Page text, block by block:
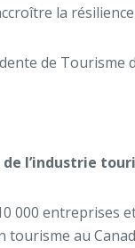
la
de Tourisme
de l’industrie
000 entreprises
tourisme au